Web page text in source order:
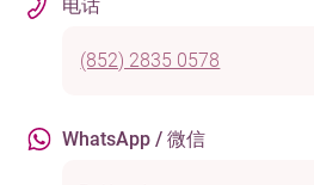
电话
(852) 2835 0578
WhatsApp / 微信